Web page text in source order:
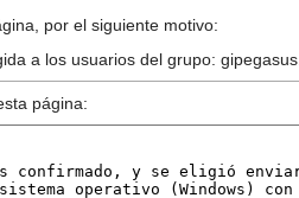
por el siguiente motivo:
a los usuarios del grupo: gipegasus.
página: